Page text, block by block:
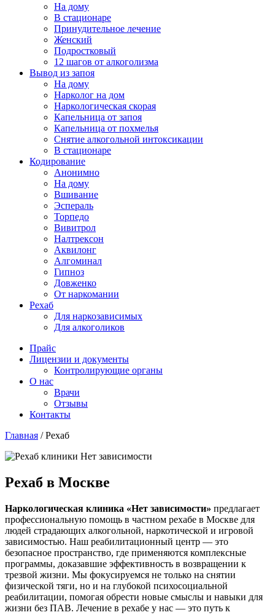
На дому
В стационаре
Принудительное лечение
Женский
Подростковый
12 шагов от алкоголизма
Вывод из запоя
На дому
Нарколог на дом
Наркологическая скорая
Капельница от запоя
Капельница от похмелья
Снятие алкогольной интоксикации
В стационаре
Кодирование
Анонимно
На дому
Вшивание
Эспераль
Торпедо
Вивитрол
Налтрексон
Аквилонг
Алгоминал
Гипноз
Довженко
От наркомании
Рехаб
Для наркозависимых
Для алкоголиков
Прайс
Лицензии и документы
Контролирующие органы
О нас
Врачи
Отзывы
Контакты
Главная /Рехаб
Рехаб в Москве
Наркологическая клиника «Нет зависимости» предлагает
профессиональную помощь в частном рехабе в Москве для
людей страдающих алкогольной, наркотической и игровой
зависимостью. Наш реабилитационный центр — это
безопасное пространство, где применяются комплексные
программы, доказавшие эффективность в возвращении к
трезвой жизни. Мы фокусируемся не только на снятии
физической тяги, но и на глубокой психосоциальной
реабилитации, помогая обрести новые смыслы и навыки для
жизни без ПАВ. Лечение в рехабе у нас — это путь к